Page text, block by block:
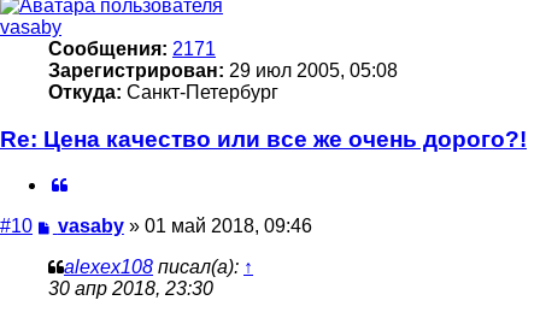
vasaby
Сообщения: 2171
Зарегистрирован: 29 июл 2005, 05:08
Откуда: Санкт-Петербург
Re: Цена качество или все же очень дорого?!
#10 Сообщение
vasaby» 01 май 2018, 09:46
alexex108 писал(а): ↑
30 апр 2018, 23:30